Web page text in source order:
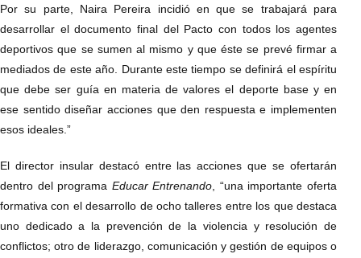
Por su parte, Naira Pereira incidió en que se trabajará para
desarrollar el documento final del Pacto con todos los agentes
deportivos que se sumen al mismo y que éste se prevé firmar a
mediados de este año. Durante este tiempo se definirá el espíritu
que debe ser guía en materia de valores el deporte base y en
ese sentido diseñar acciones que den respuesta e implementen
esos ideales.”
El director insular destacó entre las acciones que se ofertarán
dentro del programa Educar Entrenando , “una importante oferta
formativa con el desarrollo de ocho talleres entre los que destaca
uno dedicado a la prevención de la violencia y resolución de
conflictos; otro de liderazgo, comunicación y gestión de equipos o